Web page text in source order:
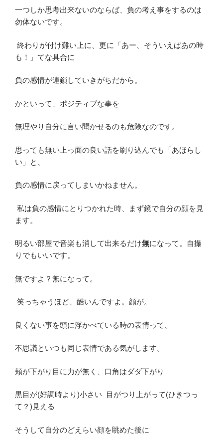
一つしか思考出来ないのならば、負の考え事をするのは
勿体ないです。
終わりが付け難い上に、更に「あー、そういえばあの時
も！」てな具合に
負の感情が連鎖していきがちだから。
かといって、ポジティブな事を
無理やり自分に言い聞かせるのも危険なのです。
思っても無い上っ面の良い話を刷り込んでも「あほらし
い」と、
負の感情に戻ってしまいかねません。
私は負の感情にとりつかれた時、まず鏡で自分の顔を見
ます。
明るい部屋で音楽も消して出来るだけ無になって。自撮
りでもいいです。
無ですよ？無になって。
笑っちゃうほど、酷いんですよ。顔が。
良くない事を頭に浮かべている時の表情って、
不思議といつも同じ表情である気がします。
頬が下がり目に力が無く、口角はダダ下がり
黒目が(好調時より)小さい 目がつり上がって(ひきつっ
て？)見える
そうして自分のどえらい顔を眺めた後に